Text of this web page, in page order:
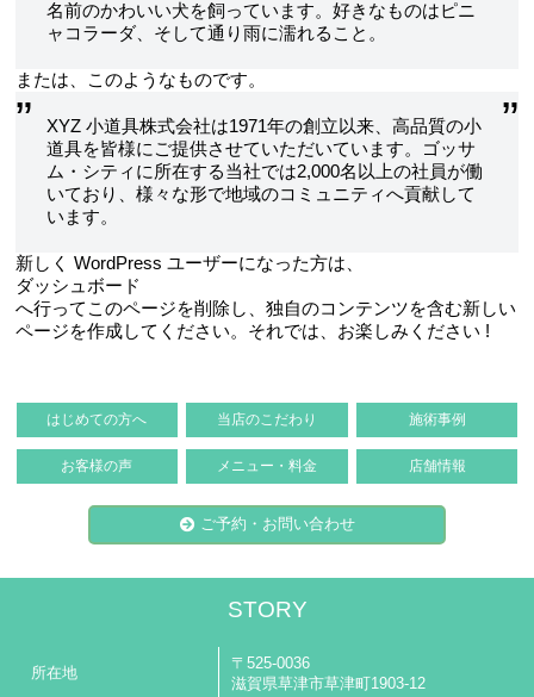
名前のかわいい犬を飼っています。好きなものはピニ
ャコラーダ、そして通り雨に濡れること。
または、このようなものです。
XYZ 小道具株式会社は1971年の創立以来、高品質の小
道具を皆様にご提供させていただいています。ゴッサ
ム・シティに所在する当社では2,000名以上の社員が働
いており、様々な形で地域のコミュニティへ貢献して
います。
新しく WordPress ユーザーになった方は、
ダッシュボード
へ行ってこのページを削除し、独自のコンテンツを含む新しい
ページを作成してください。それでは、お楽しみください !
はじめての方へ 当店のこだわり 施術事例
お客様の声 メニュー・料金 店舗情報
ご予約・お問い合わせ
STORY
所在地
〒525-0036
滋賀県草津市草津町1903-12